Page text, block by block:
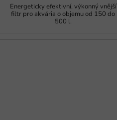
Energeticky efektivní, výkonný vnější
filtr pro akvária o objemu od 150 do
500 l.